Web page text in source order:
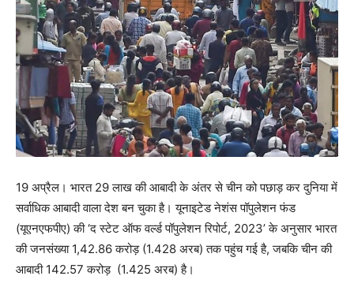
19 अप्रैल। भारत 29 लाख की आबादी के अंतर से चीन को पछाड़ कर दुनिया में
सर्वाधिक आबादी वाला देश बन चुका है। यूनाइटेड नेशंस पॉपुलेशन फंड
(यूएनएफपीए) की ‘द स्टेट ऑफ वर्ल्ड पॉपुलेशन रिपोर्ट, 2023’ के अनुसार भारत
की जनसंख्या 1,42.86 करोड़ (1.428 अरब) तक पहुंच गई है, जबकि चीन की
आबादी 142.57 करोड़ (1.425 अरब) है।